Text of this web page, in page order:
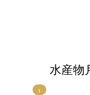
水産物
1